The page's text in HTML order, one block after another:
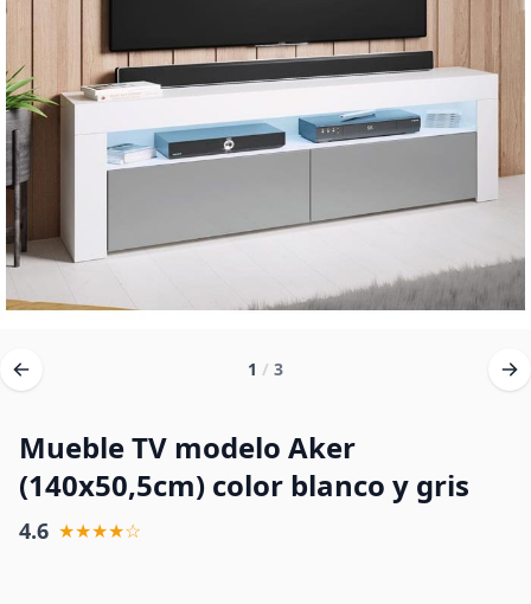
1 / 3
Mueble TV modelo Aker
(140x50,5cm) color blanco y gris
4.6 ★★★★☆